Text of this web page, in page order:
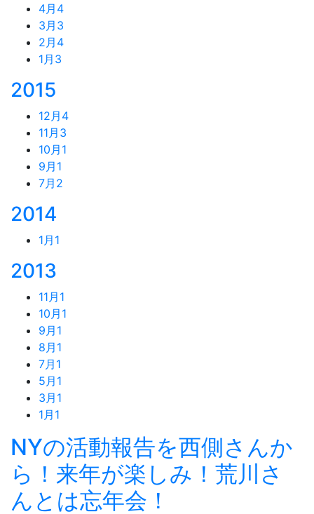
4月 4
3月 3
2月 4
1月 3
2015
12月 4
11月 3
10月 1
9月 1
7月 2
2014
1月 1
2013
11月 1
10月 1
9月 1
8月 1
7月 1
5月 1
3月 1
1月 1
NYの活動報告を西側さんか
ら！来年が楽しみ！荒川さ
んとは忘年会！